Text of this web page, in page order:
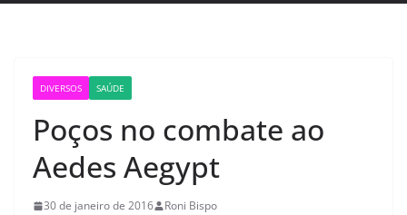
DIVERSOS SAÚDE
Poços no combate ao
Aedes Aegypt
30 de janeiro de 2016 Roni Bispo